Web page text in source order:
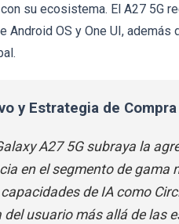
su ecosistema. El A27 5G
Android OS y One UI,
y Estrategia de Compra
A27 5G subraya la
en el segmento de
de IA como
del usuario más allá de las